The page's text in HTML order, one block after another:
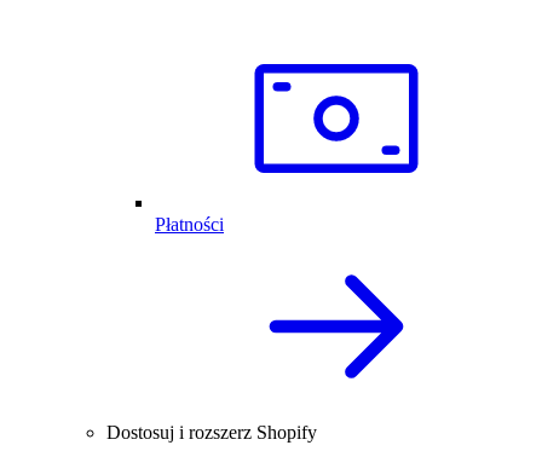
Płatności
Dostosuj i rozszerz Shopify